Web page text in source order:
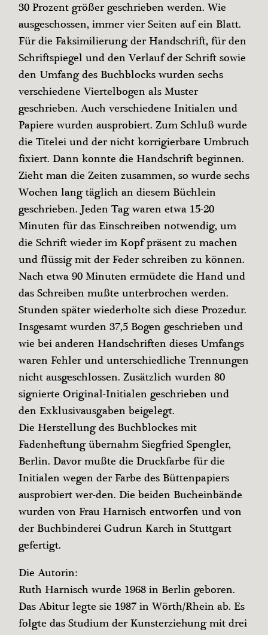
30 Prozent größer geschrieben werden. Wie
ausgeschossen, immer vier Seiten auf ein Blatt.
Für die Faksimilierung der Handschrift, für den
Schriftspiegel und den Verlauf der Schrift sowie
den Umfang des Buchblocks wurden sechs
verschiedene Viertelbogen als Muster
geschrieben. Auch verschiedene Initialen und
Papiere wurden ausprobiert. Zum Schluß wurde
die Titelei und der nicht korrigierbare Umbruch
fixiert. Dann konnte die Handschrift beginnen.
Zieht man die Zeiten zusammen, so wurde sechs
Wochen lang täglich an diesem Büchlein
geschrieben. Jeden Tag waren etwa 15-20
Minuten für das Einschreiben notwendig, um
die Schrift wieder im Kopf präsent zu machen
und flüssig mit der Feder schreiben zu können.
Nach etwa 90 Minuten ermüdete die Hand und
das Schreiben mußte unterbrochen werden.
Stunden später wiederholte sich diese Prozedur.
Insgesamt wurden 37,5 Bogen geschrieben und
wie bei anderen Handschriften dieses Umfangs
waren Fehler und unterschiedliche Trennungen
nicht ausgeschlossen. Zusätzlich wurden 80
signierte Original-Initialen geschrieben und
den Exklusivausgaben beigelegt.
Die Herstellung des Buchblockes mit
Fadenheftung übernahm Siegfried Spengler,
Berlin. Davor mußte die Druckfarbe für die
Initialen wegen der Farbe des Büttenpapiers
ausprobiert wer-den. Die beiden Bucheinbände
wurden von Frau Harnisch entworfen und von
der Buchbinderei Gudrun Karch in Stuttgart
gefertigt.
Die Autorin:
Ruth Harnisch wurde 1968 in Berlin geboren.
Das Abitur legte sie 1987 in Wörth/Rhein ab. Es
folgte das Studium der Kunsterziehung mit drei